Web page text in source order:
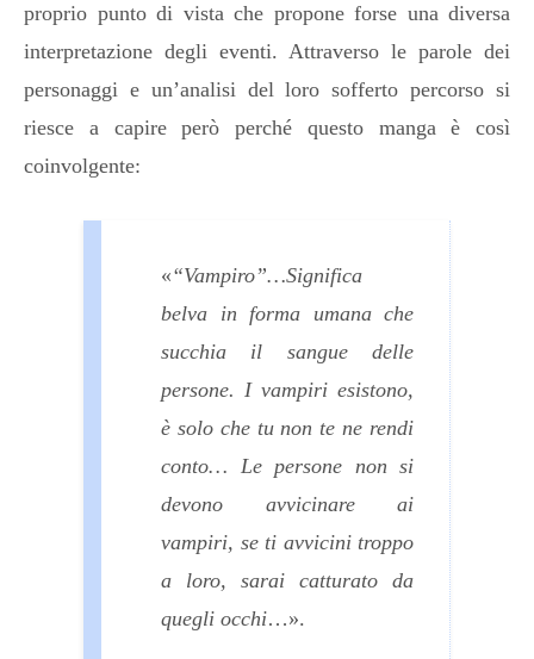
proprio punto di vista che propone forse una diversa
interpretazione degli eventi. Attraverso le parole dei
personaggi e un’analisi del loro sofferto percorso si
riesce a capire però perché questo manga è così
coinvolgente:
«“Vampiro”…Significa
belva in forma umana che
succhia il sangue delle
persone. I vampiri esistono,
è solo che tu non te ne rendi
conto… Le persone non si
devono avvicinare ai
vampiri, se ti avvicini troppo
a loro, sarai catturato da
quegli occhi…».